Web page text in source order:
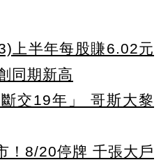
上半年每股賺6.02元
同期新高
交19年」 哥斯大黎
！8/20停牌 千張大戶